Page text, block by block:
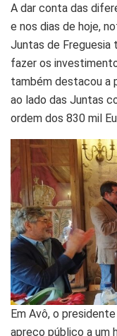
A dar conta das
e nos dias de hoje,
Juntas de Freguesia
fazer os
também destacou a
ao lado das Juntas
ordem dos 830 mil
Em Avô, o
apreço público a um